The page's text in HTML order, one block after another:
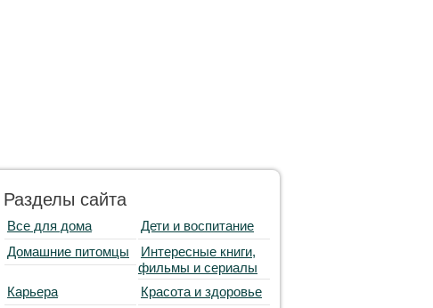
Разделы сайта
Все для дома
Дети и воспитание
Домашние питомцы
Интересные книги,
фильмы и сериалы
Карьера
Красота и здоровье